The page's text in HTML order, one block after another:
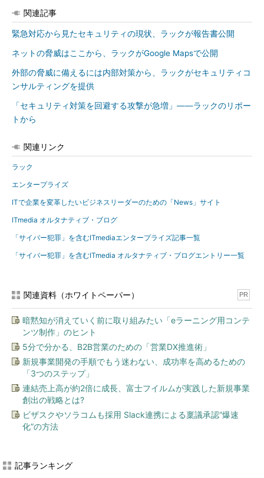
関連記事
緊急対応から見たセキュリティの現状、ラックが報告書公開
ネットの脅威はここから、ラックがGoogle Mapsで公開
外部の脅威に備えるには内部対策から、ラックがセキュリティコ
ンサルティングを提供
「セキュリティ対策を回避する攻撃が急増」――ラックのリポー
トから
関連リンク
ラック
エンタープライズ
ITで企業を変革したいビジネスリーダーのための「News」サイト
ITmedia オルタナティブ・ブログ
「サイバー犯罪」を含むITmediaエンタープライズ記事一覧
「サイバー犯罪」を含むITmedia オルタナティブ・ブログエントリー一覧
関連資料（ホワイトペーパー） PR
暗黙知が消えていく前に取り組みたい「eラーニング用コンテ
ンツ制作」のヒント
5分で分かる、B2B営業のための「営業DX推進術」
新規事業開発の手順でもう迷わない、成功率を高めるための
「3つのステップ」
連結売上高が約2倍に成長、富士フイルムが実践した新規事業
創出の戦略とは?
ビザスクやソラコムも採用 Slack連携による稟議承認“爆速
化”の方法
記事ランキング